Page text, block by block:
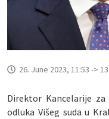
26. June 2023, 11:53 ->
Direktor Kancelarije
odluka Višeg suda u